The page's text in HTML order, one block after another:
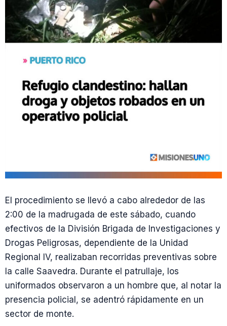
El procedimiento se llevó a cabo alrededor de las
2:00 de la madrugada de este sábado, cuando
efectivos de la División Brigada de Investigaciones y
Drogas Peligrosas, dependiente de la Unidad
Regional IV, realizaban recorridas preventivas sobre
la calle Saavedra. Durante el patrullaje, los
uniformados observaron a un hombre que, al notar la
presencia policial, se adentró rápidamente en un
sector de monte.